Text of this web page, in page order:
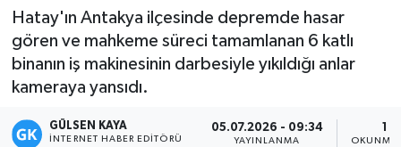
Hatay'ın Antakya ilçesinde depremde hasar
gören ve mahkeme süreci tamamlanan 6 katlı
binanın iş makinesinin darbesiyle yıkıldığı anlar
kameraya yansıdı.
GÜLSEN KAYA
İNTERNET HABER EDITÖRÜ
05.07.2026 - 09:34
YAYINLANMA OKUNMA
Haberde insan
Kültür - Sanat
Magazin